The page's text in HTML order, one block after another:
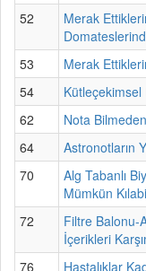
52
Merak
53
Merak
54
62
Nota
64
Astronotların
70
Alg Tabanlı
Mümkün
72
Filtre Balonu-
İçerikleri
76
Hastalıklar